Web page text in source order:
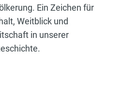
Ein Zeichen für
Weitblick und
in unserer